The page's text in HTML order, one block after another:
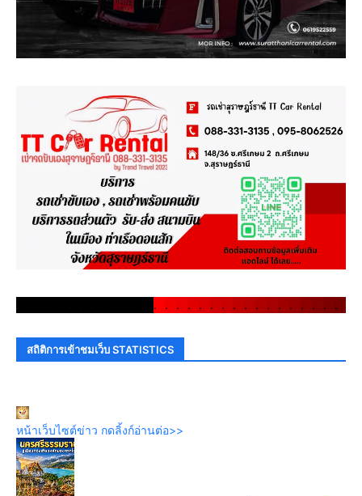
. . . . . . . . . . . . . . . . .
สถิติการเข้าชมเว็บ STATISTICS
หน้าเว็บไซต์ข่าว กดลิ้งก์อ่านต่อ>>